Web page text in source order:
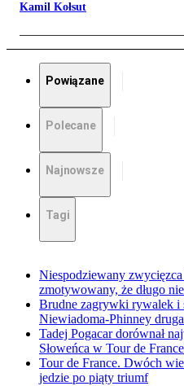
Kamil Kołsut
Powiązane
Polecane
Najnowsze
Tagi
Niespodziewany
zmotywowany, że długo
Brudne zagrywki rywalek i
Niewiadoma-Phinney
Tadej Pogacar dorównał
Słoweńca w Tour de France
Tour de France. Dwóch
jedzie po piąty triumf